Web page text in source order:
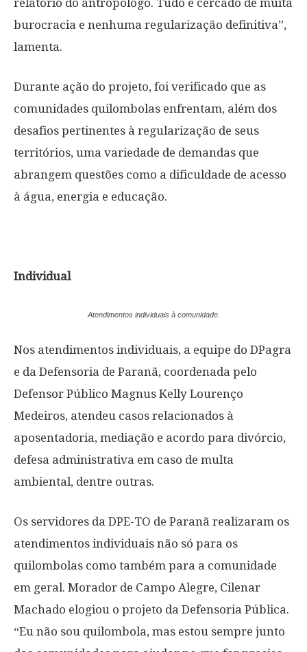
relatório do antropólogo. Tudo é cercado de muita
burocracia e nenhuma regularização definitiva”,
lamenta.
Durante ação do projeto, foi verificado que as
comunidades quilombolas enfrentam, além dos
desafios pertinentes à regularização de seus
territórios, uma variedade de demandas que
abrangem questões como a dificuldade de acesso
à água, energia e educação.
Individual
Atendimentos individuais à comunidade.
Nos atendimentos individuais, a equipe do DPagra
e da Defensoria de Paranã, coordenada pelo
Defensor Público Magnus Kelly Lourenço
Medeiros, atendeu casos relacionados à
aposentadoria, mediação e acordo para divórcio,
defesa administrativa em caso de multa
ambiental, dentre outras.
Os servidores da DPE-TO de Paranã realizaram os
atendimentos individuais não só para os
quilombolas como também para a comunidade
em geral. Morador de Campo Alegre, Cilenar
Machado elogiou o projeto da Defensoria Pública.
“Eu não sou quilombola, mas estou sempre junto